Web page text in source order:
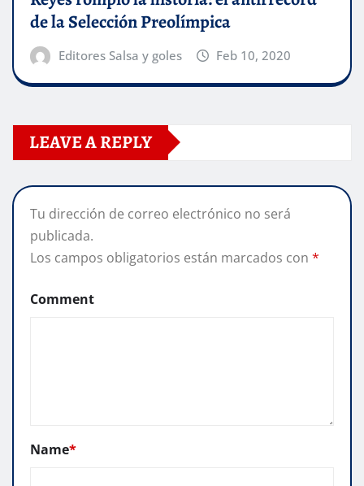
de la Selección Preolímpica
Editores Salsa y goles Feb 10, 2020
LEAVE A REPLY
Tu dirección de correo electrónico no será
publicada.
Los campos obligatorios están marcados con *
Comment
Name*